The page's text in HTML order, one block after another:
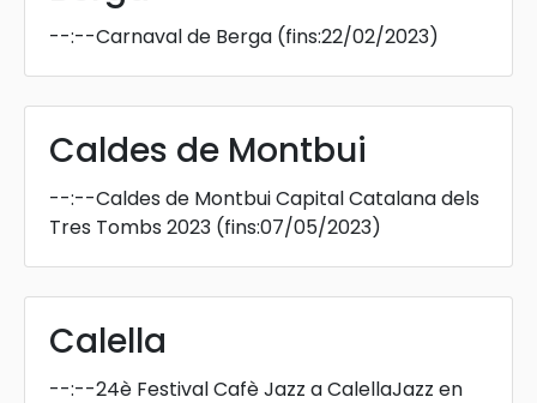
--:--Carnaval de Berga (fins:22/02/2023)
Caldes de Montbui
--:--Caldes de Montbui Capital Catalana dels
Tres Tombs 2023 (fins:07/05/2023)
Calella
--:--24è Festival Cafè Jazz a CalellaJazz en